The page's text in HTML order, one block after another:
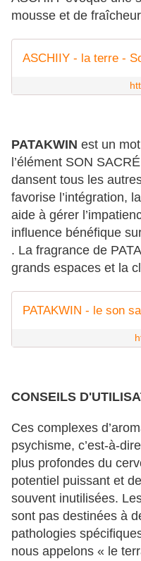
mousse et de
ASCHIIY - la terre -
PATAKWIN est un
l’élément SON
dansent tous les
favorise l’intégration,
aide à gérer
influence bénéfique
. La fragrance de
grands espaces et la
PATAKWIN - le son
CONSEILS
Ces complexes
psychisme, c’est-à-
plus profondes du
potentiel puissant et
souvent inutilisées.
sont pas destinées à
pathologies
nous appelons « le